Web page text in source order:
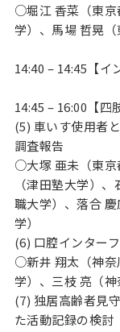
○堀江 香菜（東京
学）、馬場 哲晃（
14:40 – 14:45【イ
14:45 – 16:00【四
(5) 車いす使用者
調査報告
○大塚 亜未（東京
（津田塾大学）
職大学）、落合
学）
(6) 口腔インター
○新井 翔太（神奈
学）、三枝 亮（神
(7) 独居高齢者見
た活動記録の検討